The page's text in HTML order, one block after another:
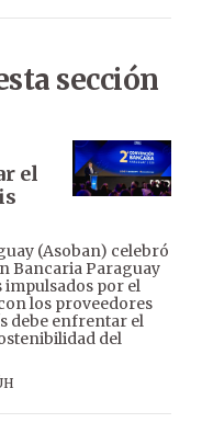
sección
el
(Asoban) celebró
Bancaria Paraguay
impulsados por el
los proveedores
debe enfrentar el
del